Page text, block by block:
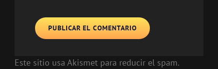
Este sitio usa Akismet para reducir el spam.